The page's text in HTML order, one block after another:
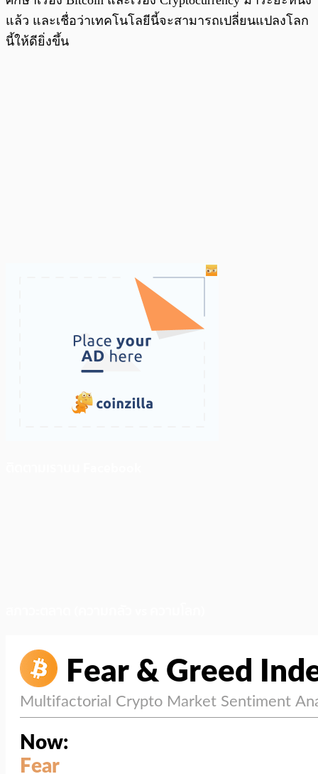
แล้ว และเชื่อว่าเทคโนโลยีนี้จะสามารถเปลี่ยนแปลงโลก
นี้ให้ดียิ่งขึ้น